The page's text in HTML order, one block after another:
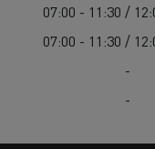
07:00 - 11:30 /
07:00 - 11:30 /
-
-